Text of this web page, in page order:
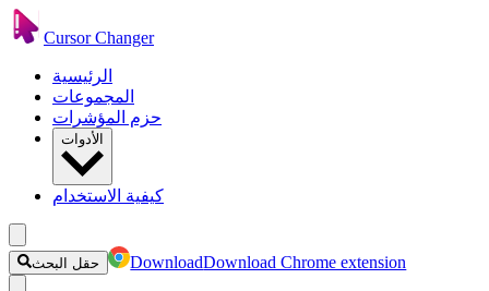
Cursor Changer
الرئيسية
المجموعات
حزم المؤشرات
الأدوات
كيفية الاستخدام
حقل البحث DownloadDownload Chrome extension